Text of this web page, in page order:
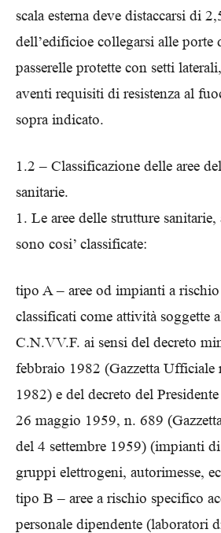
scala esterna deve distaccarsi di
dell’edificioe collegarsi alle porte
passerelle protette con setti
aventi requisiti di resistenza al
sopra indicato.
1.2 – Classificazione delle aree
sanitarie.
1. Le aree delle strutture
sono cosi’ classificate:
tipo A – aree od impianti a
classificati come attività soggette
C.N.VV.F. ai sensi del decreto
febbraio 1982 (Gazzetta Ufficiale
1982) e del decreto del
26 maggio 1959, n. 689
del 4 settembre 1959) (impianti
gruppi elettrogeni, autorimesse,
tipo B – aree a rischio specifico
personale dipendente (laboratori